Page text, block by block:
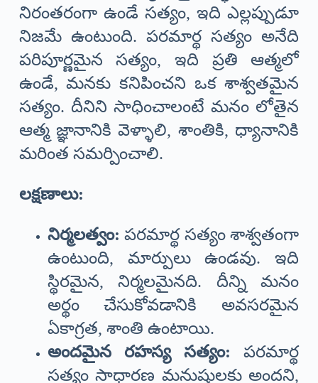
నిరంతరంగా ఉండే సత్యం, ఇది ఎల్లప్పుడూ
నిజమే ఉంటుంది. పరమార్థ సత్యం అనేది
పరిపూర్ణమైన సత్యం, ఇది ప్రతి ఆత్మలో
ఉండే, మనకు కనిపించని ఒక శాశ్వతమైన
సత్యం. దీనిని సాధించాలంటే మనం లోతైన
ఆత్మ జ్ఞానానికి వెళ్ళాలి, శాంతికి, ధ్యానానికి
మరింత సమర్పించాలి.
లక్షణాలు:
నిర్మలత్వం: పరమార్థ సత్యం శాశ్వతంగా
ఉంటుంది, మార్పులు ఉండవు. ఇది
స్థిరమైన, నిర్మలమైనది. దీన్ని మనం
అర్థం చేసుకోవడానికి అవసరమైన
ఏకాగ్రత, శాంతి ఉంటాయి.
అందమైన రహస్య సత్యం: పరమార్థ
సత్యం సాధారణ మనుషులకు అందని,